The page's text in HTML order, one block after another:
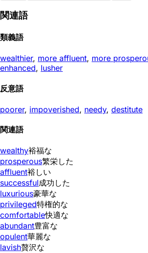
関連語
類義語
wealthier, more affluent, more
enhanced, lusher
反意語
poorer, impoverished, needy, destitute
関連語
wealthy裕福な
prosperous繁栄した
affluent裕しい
successful成功した
luxurious豪華な
privileged特権的な
comfortable快適な
abundant豊富な
opulent華麗な
lavish贅沢な